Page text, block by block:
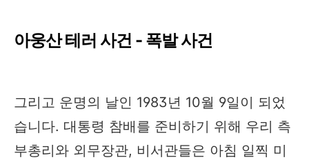
아웅산 테러 사건 - 폭발 사건
그리고 운명의 날인 1983년 10월 9일이 되었
습니다. 대통령 참배를 준비하기 위해 우리 측
부총리와 외무장관, 비서관들은 아침 일찍 미